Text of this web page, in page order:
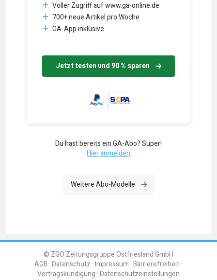
Voller Zugriff auf www.ga-online.de
700+ neue Artikel pro Woche
GA-App inklusive
Jetzt testen und 90 % sparen
Du hast bereits ein GA-Abo? Super!
Hier anmelden
Weitere Abo-Modelle
© ZGO Zeitungsgruppe Ostfriesland GmbH
AGB Datenschutz Impressum Barrierefreiheit
Vertragskündigung Datenschutzeinstellungen